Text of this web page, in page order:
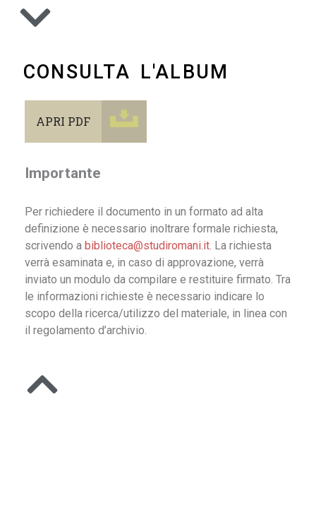
CONSULTA L'ALBUM
APRI PDF
Importante
Per richiedere il documento in un formato ad alta
definizione è necessario inoltrare formale richiesta,
scrivendo a biblioteca@studiromani.it. La richiesta
verrà esaminata e, in caso di approvazione, verrà
inviato un modulo da compilare e restituire firmato. Tra
le informazioni richieste è necessario indicare lo
scopo della ricerca/utilizzo del materiale, in linea con
il regolamento d’archivio.